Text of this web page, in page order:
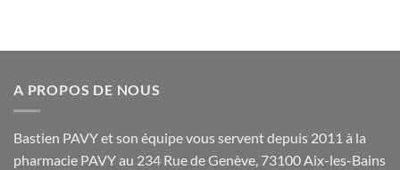
A PROPOS DE NOUS
Bastien PAVY et son équipe vous servent depuis 2011 à la
pharmacie PAVY au 234 Rue de Genève, 73100 Aix-les-Bains